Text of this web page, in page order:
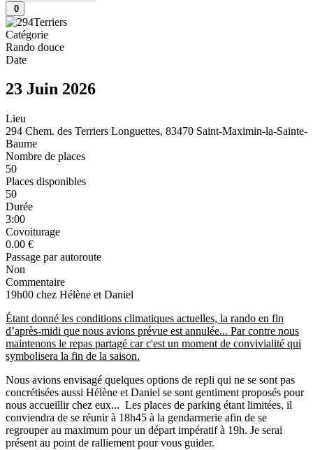
0
Catégorie
Rando douce
Date
23 Juin 2026
Lieu
294 Chem. des Terriers Longuettes, 83470 Saint-Maximin-la-Sainte-
Baume
Nombre de places
50
Places disponibles
50
Durée
3:00
Covoiturage
0.00 €
Passage par autoroute
Non
Commentaire
19h00 chez Hélène et Daniel
Étant donné les conditions climatiques actuelles, la rando en fin
d’après-midi que nous avions prévue est annulée... Par contre nous
maintenons le repas partagé car c'est un moment de convivialité qui
symbolisera la fin de la saison.
Nous avions envisagé quelques options de repli qui ne se sont pas
concrétisées aussi Hélène et Daniel se sont gentiment proposés pour
nous accueillir chez eux... Les places de parking étant limitées, il
conviendra de se réunir à 18h45 à la gendarmerie afin de se
regrouper au maximum pour un départ impératif à 19h. Je serai
présent au point de ralliement pour vous guider.